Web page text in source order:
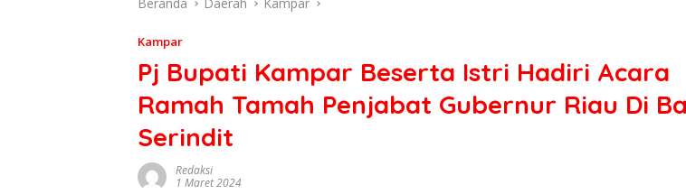
Kampar
Pj Bupati Kampar Beserta Istri Hadiri Acara
Ramah Tamah Penjabat Gubernur Riau Di
Serindit
Redaksi
1 Maret 2024